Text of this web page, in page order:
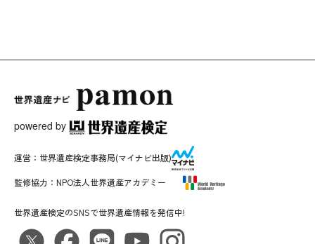
powered by
世界遺産検定のSNSで世界遺産情報を発信中!
運営： 世界遺産検定事務局(マイナビ出版)
監修協力： NPO法人世界遺産アカデミー